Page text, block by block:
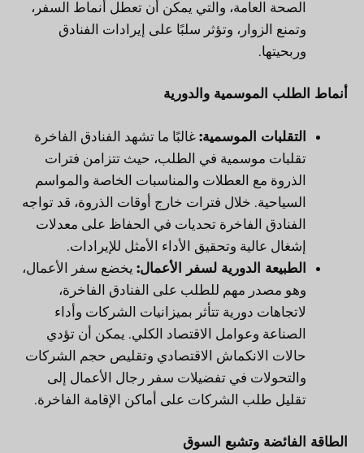
الصحة العامة، والتي يمكن أن تعطل أنماط السفر،
وتمنع الزوار، وتؤثر سلبًا على إيرادات الفنادق
وربحيتها.
أنماط الطلب الموسمية والدورية
التقلبات الموسمية: غالبًا ما تشهد الفنادق الفاخرة
تقلبات موسمية في الطلب، حيث تتزامن فترات
الذروة مع العطلات والمناسبات الخاصة والمواسم
السياحية. خلال فترات خارج أوقات الذروة، قد تواجه
الفنادق الفاخرة تحديات في الحفاظ على معدلات
إشغال عالية وتحقيق الأداء الأمثل للإيرادات.
الطبيعة الدورية لسفر الأعمال: يخضع سفر الأعمال،
وهو مصدر مهم للطلب على الفنادق الفاخرة،
لاتجاهات دورية تتأثر بميزانيات الشركات وأداء
الصناعة وعوامل الاقتصاد الكلي. يمكن أن تؤدي
حالات الانكماش الاقتصادي وتقليص حجم الشركات
والتحولات في تفضيلات سفر رجال الأعمال إلى
تقليل طلب الشركات على أماكن الإقامة الفاخرة.
الطاقة الفائضة وتشبع السوق